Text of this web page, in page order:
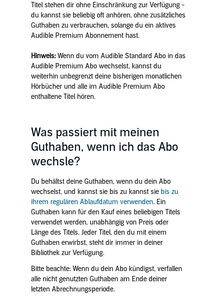
Titel stehen dir ohne Einschränkung zur Verfügung -
du kannst sie beliebig oft anhören, ohne zusätzliches
Guthaben zu verbrauchen, solange du ein aktives
Audible Premium Abonnement hast.
Hinweis:Wenn du vom Audible Standard Abo in das
Audible Premium Abo wechselst, kannst du
weiterhin unbegrenzt deine bisherigen monatlichen
Hörbücher und alle im Audible Premium Abo
enthaltene Titel hören.
Was passiert mit meinen
Guthaben, wenn ich das Abo
wechsle?
Du behältst deine Guthaben, wenn du dein Abo
wechselst, und kannst sie bis zu kannst sie bis zu
ihrem regulären Ablaufdatum verwenden. Ein
Guthaben kann für den Kauf eines beliebigen Titels
verwendet werden, unabhängig von Preis oder
Länge des Titels. Jeder Titel, den du mit einem
Guthaben erwirbst, steht dir immer in deiner
Bibliothek zur Verfügung.
Bitte beachte: Wenn du dein Abo kündigst, verfallen
alle nicht genutzten Guthaben am Ende deiner
letzten Abrechnungsperiode.